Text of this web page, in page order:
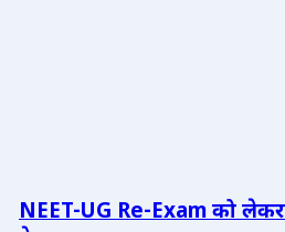
NEET-UG Re-Exam को